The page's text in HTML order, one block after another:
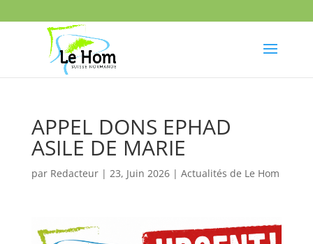
APPEL DONS EPHAD
ASILE DE MARIE
par Redacteur| 23, Juin 2026| Actualités de Le Hom